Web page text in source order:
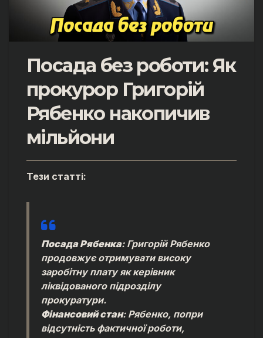
Посада без роботи: Як
прокурор Григорій
Рябенко накопичив
мільйони
Тези статті:
Посада Рябенка: Григорій Рябенко
продовжує отримувати високу
заробітну плату як керівник
ліквідованого підрозділу
прокуратури.
Фінансовий стан: Рябенко, попри
відсутність фактичної роботи,